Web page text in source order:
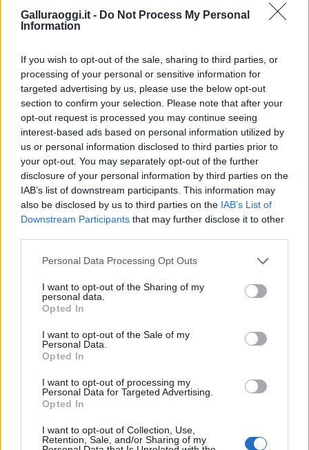
Galluraoggi.it - Do Not Process My Personal
Information
If you wish to opt-out of the sale, sharing to third parties, or
processing of your personal or sensitive information for
targeted advertising by us, please use the below opt-out
section to confirm your selection. Please note that after your
opt-out request is processed you may continue seeing
interest-based ads based on personal information utilized by
us or personal information disclosed to third parties prior to
your opt-out. You may separately opt-out of the further
disclosure of your personal information by third parties on the
IAB’s list of downstream participants. This information may
also be disclosed by us to third parties on the IAB’s List of
Downstream Participants that may further disclose it to other
Please note that this website/app uses one or more Google
not limited to your visit or usage behaviour. You may click to
grant or deny consent to Google and its third-party tags to
use your data for below specified purposes in below Google
consent section.
Personal Data Processing Opt Outs
I want to opt-out of the Sharing of my
personal data.
Opted In
I want to opt-out of the Sale of my
Personal Data.
Opted In
I want to opt-out of processing my
Personal Data for Targeted Advertising.
Opted In
I want to opt-out of Collection, Use,
Retention, Sale, and/or Sharing of my
Meteo Olbia 7 agosto, sole e caldo tornano
protagonisti
Test tunnel Olbia: rampe chiuse ancora fino a
fine agosto
Aggius conquista la classifica delle mete più
amate dell’estate 2026
Mario Malu
Paolo Pinna